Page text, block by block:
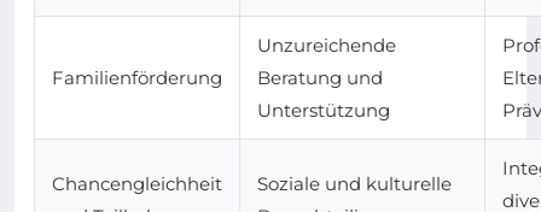
Familienförderung
Unzureichende
Beratung und
Unterstützung
Chancengleichheit
Soziale und kulturelle